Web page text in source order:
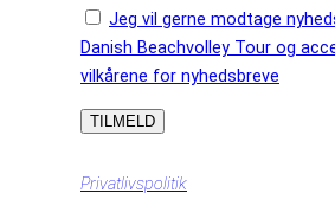
Jeg vil gerne modtage
Danish Beachvolley Tour og
vilkårene for nyhedsbreve
Privatlivspolitik